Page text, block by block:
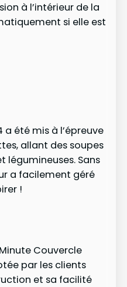
à l’intérieur de la
si elle est
a été mis à l’épreuve
allant des soupes
légumineuses. Sans
a facilement géré
!
Couvercle
par les clients
et sa facilité